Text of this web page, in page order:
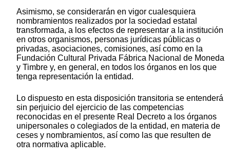
Asimismo, se considerarán en vigor cualesquiera
nombramientos realizados por la sociedad estatal
transformada, a los efectos de representar a la institución
en otros organismos, personas jurídicas públicas o
privadas, asociaciones, comisiones, así como en la
Fundación Cultural Privada Fábrica Nacional de Moneda
y Timbre y, en general, en todos los órganos en los que
tenga representación la entidad.
Lo dispuesto en esta disposición transitoria se entenderá
sin perjuicio del ejercicio de las competencias
reconocidas en el presente Real Decreto a los órganos
unipersonales o colegiados de la entidad, en materia de
ceses y nombramientos, así como las que resulten de
otra normativa aplicable.